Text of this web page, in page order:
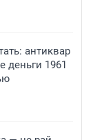
антиквар
деньги 1961